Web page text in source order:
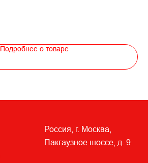
Подробнее о товаре
Россия, г. Москва,
Пакгаузное шоссе, д. 9